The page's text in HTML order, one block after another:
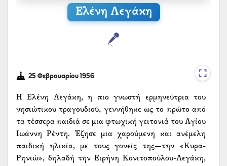
Ελένη Λεγάκη
25 Φεβρουαρίου 1956
Η Ελένη Λεγάκη, η πιο γνωστή ερμηνεύτρια του
νησιώτικου τραγουδιού, γεννήθηκε ως το πρώτο από
τα τέσσερα παιδιά σε μια φτωχική γειτονιά του Αγίου
Ιωάννη Ρέντη. Έζησε μια χαρούμενη και ανέμελη
παιδική ηλικία, με τους γονείς της—την «Κυρα-
Ρηνιώ», δηλαδή την Ειρήνη Κονιτοπούλου-Λεγάκη,